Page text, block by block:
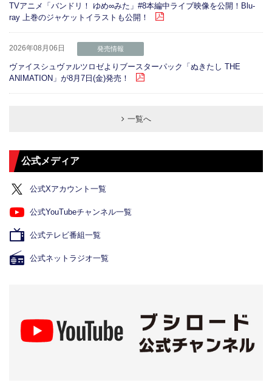
TVアニメ「バンドリ！ ゆめ∞みた」#8本編中ライブ映像を公開！Blu-
ray 上巻のジャケットイラストも公開！
2026年08月06日 発売情報
ヴァイスシュヴァルツロゼよりブースターパック「ぬきたし THE
ANIMATION」が8月7日(金)発売！
一覧へ
公式メディア
公式Xアカウント一覧
公式YouTubeチャンネル一覧
公式テレビ番組一覧
公式ネットラジオ一覧